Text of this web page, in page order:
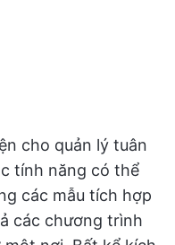
cho quản lý tuân
tính năng có thể
các mẫu tích hợp
các chương trình